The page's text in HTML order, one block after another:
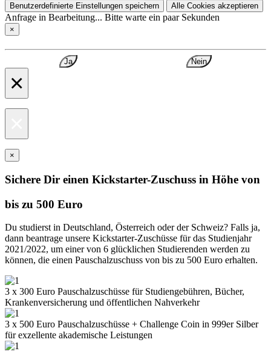
Benutzerdefinierte Einstellungen speichern
Alle Cookies akzeptieren
Anfrage in Bearbeitung... Bitte warte ein paar Sekunden
×
Ja Nein
×
×
Sichere Dir einen Kickstarter-Zuschuss in Höhe von
bis zu 500 Euro
Du studierst in Deutschland, Österreich oder der Schweiz? Falls ja,
dann beantrage unsere Kickstarter-Zuschüsse für das Studienjahr
2021/2022, um einer von 6 glücklichen Studierenden werden zu
können, die einen Pauschalzuschuss von bis zu 500 Euro erhalten.
3 x 300 Euro Pauschalzuschüsse für Studiengebühren, Bücher,
Krankenversicherung und öffentlichen Nahverkehr
3 x 500 Euro Pauschalzuschüsse + Challenge Coin in 999er Silber
für exzellente akademische Leistungen